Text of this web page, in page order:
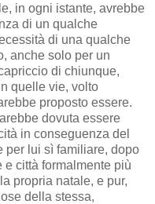
in ogni istante, avrebbe
di un qualche
di una qualche
anche solo per un
di chiunque,
quelle vie, volto
proposto essere.
dovuta essere
in conseguenza del
per lui sì familiare, dopo
città formalmente più
propria natale, e pur,
della stessa,